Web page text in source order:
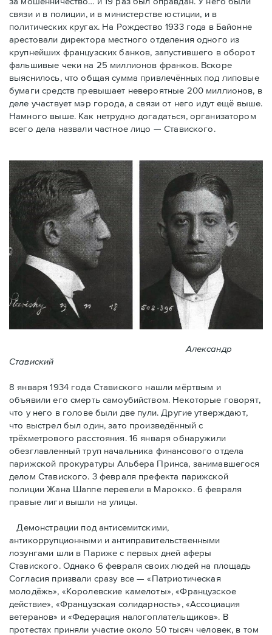
связи и в полиции, и в министерстве юстиции, и в
политических кругах. На Рождество 1933 года в Байoнне
арестовали директора местного отделения одного из
крупнейших французских банков, запустившего в оборот
фальшивые чеки на 25 миллионов франков. Вскоре
выяснилось, что общая сумма привлечённых под липовые
бумаги средств превышает невероятные 200 миллионов, в
деле участвует мэр города, a связи от него идут ещё выше.
Намного выше. Как нетрудно догадаться, организатором
всего дела назвали частное лицо — Ставиского.
Александр
Ставиский
8 января 1934 года Ставиского нашли мёртвым и
объявили его смерть самоубийством. Некоторые говорят,
что у него в голове были две пули. Другие утверждают,
что выстрел был один, зато произведённый с
трёхметровoго расстояния. 16 января обнаружили
обезглавленный труп начальника финансового отдела
парижской прокуратуры Альбера Принса, занимавшегося
делом Cтавиского. 3 февраля префекта парижской
полиции Жана Шаппе перевели в Марокко. 6 февраля
правые лиги вышли на улицы.
Демонстрации под антисемитскими,
антикоррупционными и антиправительственными
лозунгами шли в Париже с первых дней аферы
Ставиского. Однако 6 февраля своих людей на площадь
Согласия призвали сразу все — «Патриотическая
молодёжь», «Королевские камелоты», «Французское
действие», «Французская солидарность», «Ассоциация
ветеранов» и «Федерация налогоплательщиков». В
протестах приняли участие около 50 тысяч человек, в том